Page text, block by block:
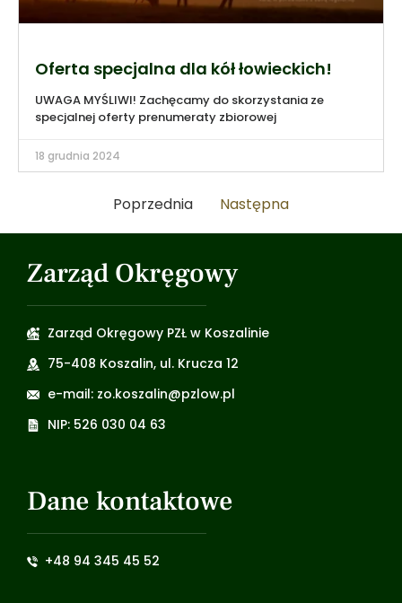
Oferta specjalna dla kół łowieckich!
UWAGA MYŚLIWI! Zachęcamy do skorzystania ze
specjalnej oferty prenumeraty zbiorowej
18 grudnia 2024
Poprzednia Następna
Zarząd Okręgowy
Zarząd Okręgowy PZŁ w Koszalinie
75-408 Koszalin, ul. Krucza 12
e-mail: zo.koszalin@pzlow.pl
NIP: 526 030 04 63
Dane kontaktowe
+48 94 345 45 52